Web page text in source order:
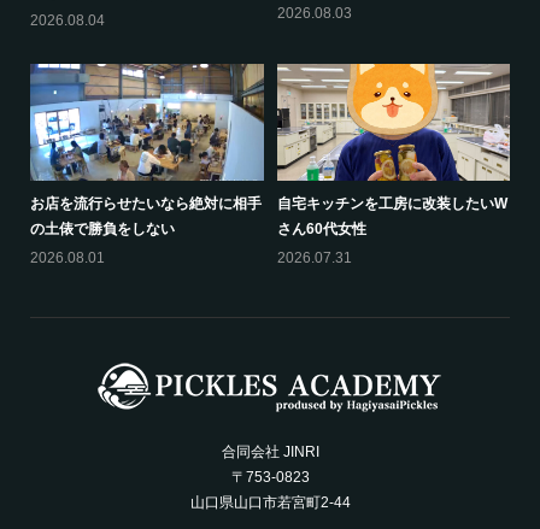
2026.08.04
2026.08.03
お店を流行らせたいなら絶対に相手
の土俵で勝負をしない
2026.08.01
自宅キッチンを工房に改装したいW
さん60代女性
2026.07.31
合同会社 JINRI
〒753-0823
山口県山口市若宮町2-44